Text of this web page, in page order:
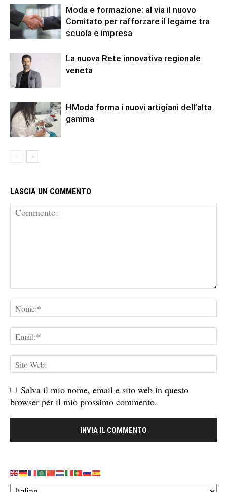
Moda e formazione: al via il nuovo
Comitato per rafforzare il legame tra
scuola e impresa
La nuova Rete innovativa regionale
veneta
HModa forma i nuovi artigiani dell’alta
gamma
LASCIA UN COMMENTO
Salva il mio nome, email e sito web in questo
browser per il mio prossimo commento.